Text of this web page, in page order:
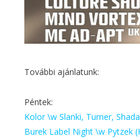
További ajánlatunk:
Péntek:
Kolor \w Slanki, Turner,
Burek Label Night \w Pytzek